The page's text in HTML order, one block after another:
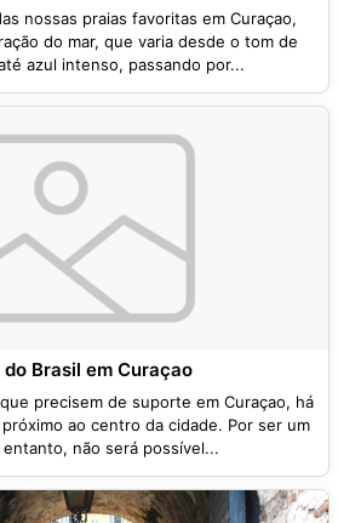
nossas praias favoritas em Curaçao,
do mar, que varia desde o tom de
azul intenso, passando por...
Brasil em Curaçao
precisem de suporte em Curaçao, há
ao centro da cidade. Por ser um
não será possível...